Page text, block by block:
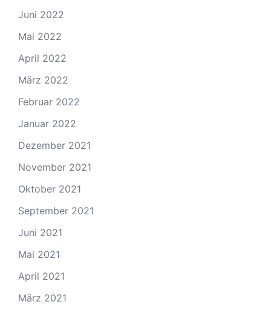
Juni 2022
Mai 2022
April 2022
März 2022
Februar 2022
Januar 2022
Dezember 2021
November 2021
Oktober 2021
September 2021
Juni 2021
Mai 2021
April 2021
März 2021